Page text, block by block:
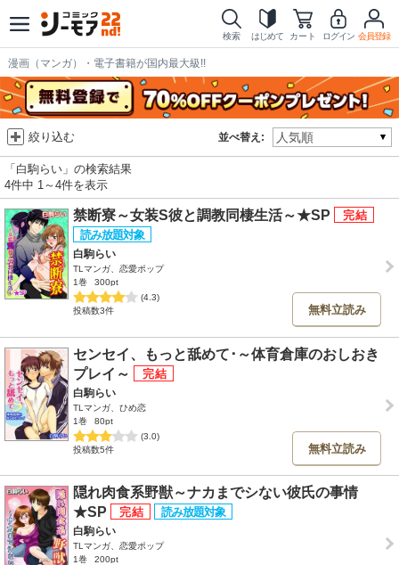
検索 はじめて カート ログイン 会員登録
漫画（マンガ）・電子書籍が国内最大級!!
並べ替え:
絞り込む
「白駒らい」の検索結果
4件中 1～4件を表示
禁断寮～女装S彼と調教同棲生活～★SP
白駒らい
TLマンガ、恋愛ポップ
1巻
300pt
(4.3)
投稿数3件
無料立読み
センセイ、もっと舐めて･～体育倉庫のおしおき
プレイ～
白駒らい
TLマンガ、ひめ恋
1巻
80pt
(3.0)
投稿数5件
無料立読み
隠れ肉食系野獣～ナカまでシない彼氏の事情
★SP
白駒らい
TLマンガ、恋愛ポップ
1巻
200pt